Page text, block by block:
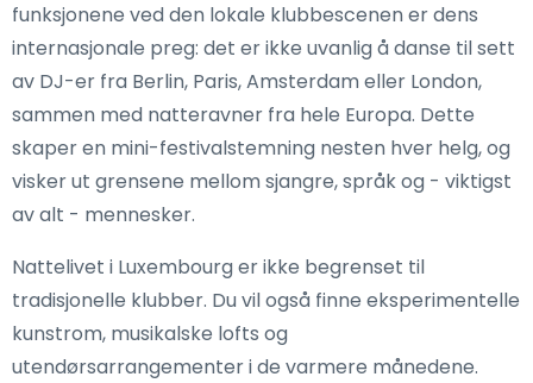
funksjonene ved den lokale klubbescenen er dens
internasjonale preg: det er ikke uvanlig å danse til sett
av DJ-er fra Berlin, Paris, Amsterdam eller London,
sammen med natteravner fra hele Europa. Dette
skaper en mini-festivalstemning nesten hver helg, og
visker ut grensene mellom sjangre, språk og - viktigst
av alt - mennesker.
Nattelivet i Luxembourg er ikke begrenset til
tradisjonelle klubber. Du vil også finne eksperimentelle
kunstrom, musikalske lofts og
utendørsarrangementer i de varmere månedene.